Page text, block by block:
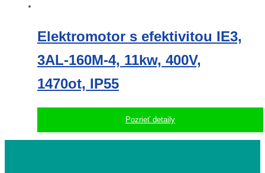
Elektromotor s efektivitou IE3,
3AL-160M-4, 11kw, 400V,
1470ot, IP55
Pozrieť detaily